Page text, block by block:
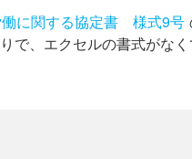
に関する協定書 様式9号
で、エクセルの書式がな